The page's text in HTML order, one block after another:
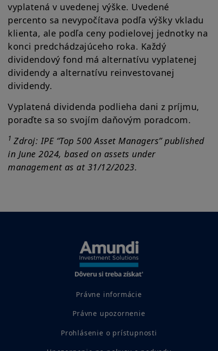
vyplatená v uvedenej výške. Uvedené
percento sa nevypočítava podľa výšky vkladu
klienta, ale podľa ceny podielovej jednotky na
konci predchádzajúceho roka. Každý
dividendový fond má alternatívu vyplatenej
dividendy a alternatívu reinvestovanej
dividendy.
Vyplatená dividenda podlieha dani z príjmu,
poraďte sa so svojím daňovým poradcom.
1 Zdroj: IPE “Top 500 Asset Managers” published
in June 2024, based on assets under
management as at 31/12/2023.
Právne informácie
Právne upozornenie
Prohlásenie o prístupnosti